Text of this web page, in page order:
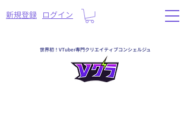
​新規登録 ログイン
世界初！VTuber専門クリエイティブコンシェルジュ